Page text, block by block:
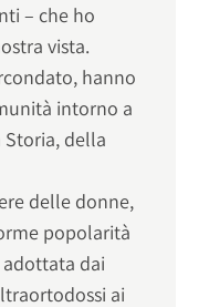
– che ho
vista.
hanno
intorno a
della
delle donne,
popolarità
dai
ai